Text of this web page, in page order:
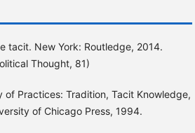
tacit. New York: Routledge, 2014.
Thought, 81)
of Practices: Tradition, Tacit Knowledge,
of Chicago Press, 1994.